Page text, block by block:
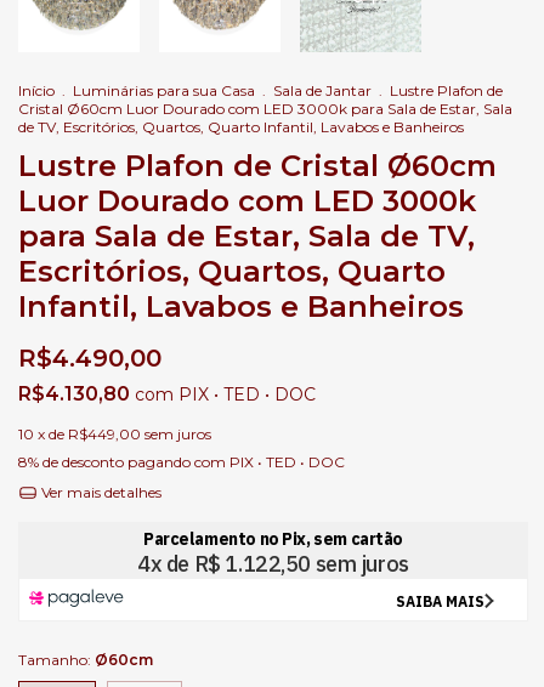
Início . Luminárias para sua Casa . Sala de Jantar . Lustre Plafon de
Cristal Ø60cm Luor Dourado com LED 3000k para Sala de Estar, Sala
de TV, Escritórios, Quartos, Quarto Infantil, Lavabos e Banheiros
Lustre Plafon de Cristal Ø60cm
Luor Dourado com LED 3000k
para Sala de Estar, Sala de TV,
Escritórios, Quartos, Quarto
Infantil, Lavabos e Banheiros
R$4.490,00
R$4.130,80 com PIX • TED • DOC
10 x de R$449,00 sem juros
8% de desconto pagando com PIX • TED • DOC
Ver mais detalhes
Tamanho: Ø60cm